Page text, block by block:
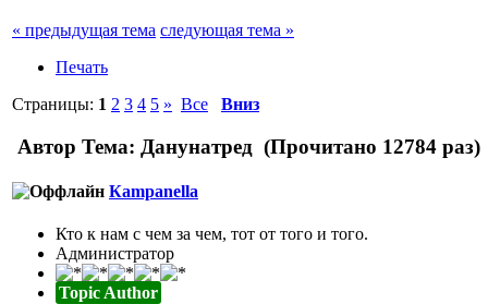
« предыдущая тема следующая тема »
Печать
Страницы: 1 2 3 4 5 » Все Вниз
Автор Тема: Данунатред (Прочитано 12784 раз)
Кampanella
Кто к нам с чем за чем, тот от того и того.
Администратор
Topic Author